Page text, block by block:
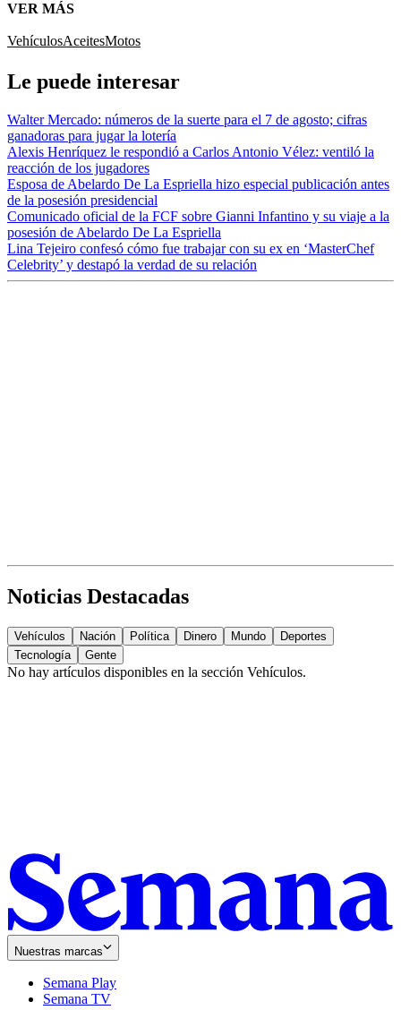
VER MÁS
VehículosAceitesMotos
Le puede interesar
Walter Mercado: números de la suerte para el 7 de agosto; cifras
ganadoras para jugar la lotería
Alexis Henríquez le respondió a Carlos Antonio Vélez: ventiló la
reacción de los jugadores
Esposa de Abelardo De La Espriella hizo especial publicación antes
de la posesión presidencial
Comunicado oficial de la FCF sobre Gianni Infantino y su viaje a la
posesión de Abelardo De La Espriella
Lina Tejeiro confesó cómo fue trabajar con su ex en ‘MasterChef
Celebrity’ y destapó la verdad de su relación
Noticias Destacadas
Vehículos Nación Política Dinero Mundo
Deportes
Tecnología
Gente
No hay artículos disponibles en la sección Vehículos.
Nuestras marcas
Semana Play
Semana TV